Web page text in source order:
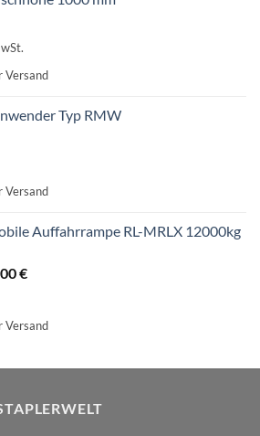
Versand
Typ RMW
Versand
Auffahrrampe RL-MRLX 12000kg
€
Versand